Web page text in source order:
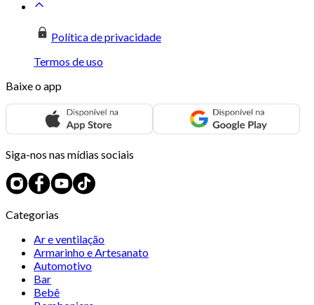
Política de privacidade
Termos de uso
Baixe o app
Siga-nos nas mídias sociais
Categorias
Ar e ventilação
Armarinho e Artesanato
Automotivo
Bar
Bebê